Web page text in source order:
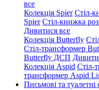
все
Колекція Spier Стіл-
Spier Стіл-книжка
Дивитися все
Колекція Butterfly
Стіл-трансформер
Butterfly ДСП
Колекція Aspid Стіл-
трансформер Aspid
Письмові та туалетні